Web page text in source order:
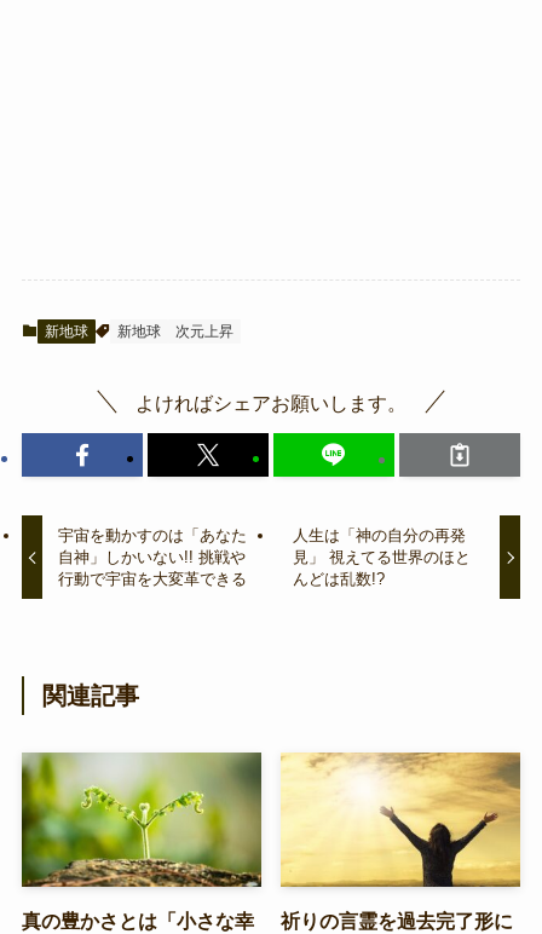
新地球 新地球 次元上昇
よければシェアお願いします。
宇宙を動かすのは「あなた
自神」しかいない!! 挑戦や
行動で宇宙を大変革できる
人生は「神の自分の再発
見」 視えてる世界のほと
んどは乱数!?
関連記事
真の豊かさとは「小さな幸
祈りの言霊を過去完了形に